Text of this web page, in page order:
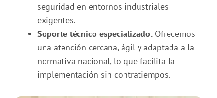
seguridad en entornos industriales
exigentes.
Soporte técnico especializado: Ofrecemos
una atención cercana, ágil y adaptada a la
normativa nacional, lo que facilita la
implementación sin contratiempos.